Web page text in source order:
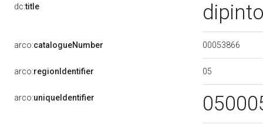
dc:title
arco:catalogueNumber 00053866
arco:regionIdentifier 05
arco:uniqueIdentifier